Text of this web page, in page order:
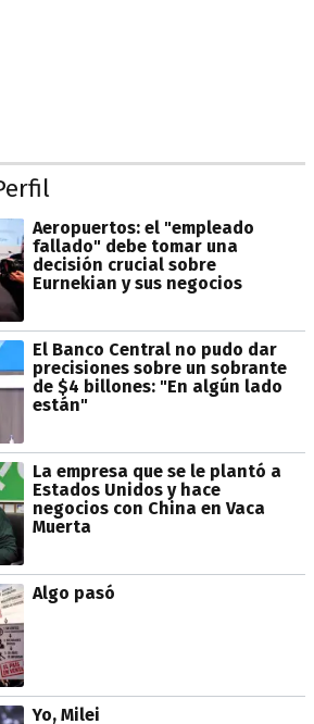
Aeropuertos: el "empleado
fallado" debe tomar una
decisión crucial sobre
Eurnekian y sus negocios
El Banco Central no pudo dar
precisiones sobre un sobrante
de $4 billones: "En algún lado
están"
La empresa que se le plantó a
Estados Unidos y hace
negocios con China en Vaca
Muerta
Algo pasó
Yo, Milei